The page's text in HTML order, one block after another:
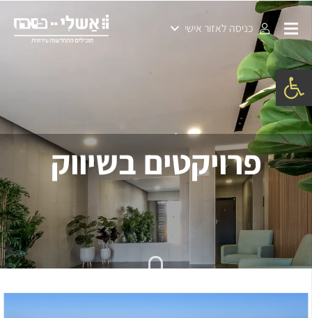
פתח סרגל נגישות
כניסה לאזור אישי
פרויקטים בשיווק